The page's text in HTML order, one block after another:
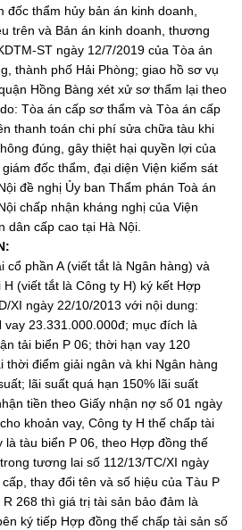
đốc thẩm hủy bản án kinh doanh,
trên và Bản án kinh doanh, thương
ST ngày 12/7/2019 của Tòa án
thành phố Hải Phòng; giao hồ sơ vụ
Hồng Bàng xét xử sơ thẩm lại theo
Tòa án cấp sơ thẩm và Tòa án cấp
thanh toán chi phí sửa chữa tàu khi
đúng, gây thiệt hại quyền lợi của
đốc thẩm, đại diện Viện kiểm sát
đề nghị Ủy ban Thẩm phán Toà án
chấp nhận kháng nghị của Viện
dân cấp cao tại Hà Nội.
cổ phần A (viết tắt là Ngân hàng) và
(viết tắt là Công ty H) ký kết Hợp
XI ngày 22/10/2013 với nội dung:
vay 23.331.000.000đ; mục đích là
tải biển P 06; thời hạn vay 120
thời điểm giải ngân và khi Ngân hàng
lãi suất quá hạn 150% lãi suất
tiền theo Giấy nhận nợ số 01 ngày
khoản vay, Công ty H thế chấp tài
tàu biển P 06, theo Hợp đồng thế
tương lai số 112/13/TC/XI ngày
thay đổi tên và số hiệu của Tàu P
268 thì giá trị tài sản bảo đảm là
ký tiếp Hợp đồng thế chấp tài sản số